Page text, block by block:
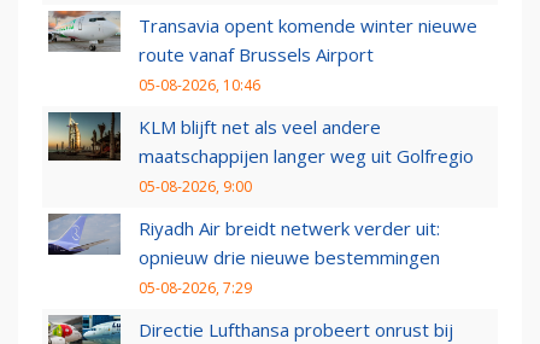
Transavia opent komende winter nieuwe
route vanaf Brussels Airport
05-08-2026, 10:46
KLM blijft net als veel andere
maatschappijen langer weg uit Golfregio
05-08-2026, 9:00
Riyadh Air breidt netwerk verder uit:
opnieuw drie nieuwe bestemmingen
05-08-2026, 7:29
Directie Lufthansa probeert onrust bij